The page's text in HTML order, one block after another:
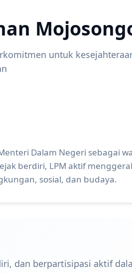
untuk
Dalam Negeri sebagai
berdiri, LPM aktif
sosial, dan budaya.
dan berpartisipasi aktif